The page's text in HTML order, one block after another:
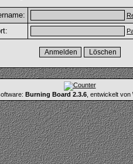
Burning Board 2.3.6, entwickelt von